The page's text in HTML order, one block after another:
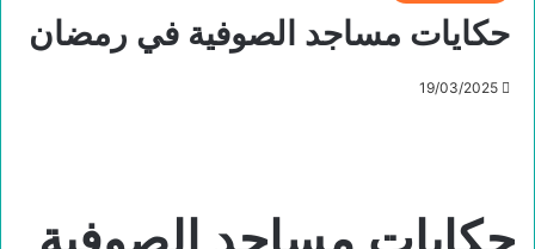
حكايات مساجد الصوفية في رمضان
19/03/2025